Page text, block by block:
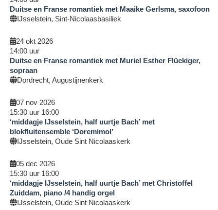
Duitse en Franse romantiek met Maaike Gerlsma, saxofoon
IJsselstein, Sint-Nicolaasbasiliek
24 okt 2026
14:00 uur
Duitse en Franse romantiek met Muriel Esther Flückiger,
sopraan
Dordrecht, Augustijnenkerk
07 nov 2026
15:30 uur 16:00
‘middagje IJsselstein, half uurtje Bach’ met
blokfluitensemble ‘Doremimol’
IJsselstein, Oude Sint Nicolaaskerk
05 dec 2026
15:30 uur 16:00
‘middagje IJsselstein, half uurtje Bach’ met Christoffel
Zuiddam, piano /4 handig orgel
IJsselstein, Oude Sint Nicolaaskerk